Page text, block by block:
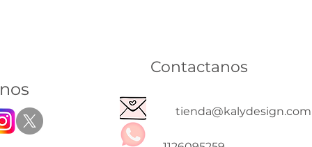
Contactanos
tienda@kalydesign.com